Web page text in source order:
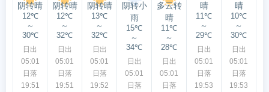
阴转晴
12℃
～
30℃
日出
05:01
日落
19:51
阴转晴
12℃
～
32℃
日出
05:01
日落
19:51
阴转晴
13℃
～
32℃
日出
05:01
日落
19:52
阴转小
雨
15℃
～
34℃
日出
05:01
日落
多云转
晴
11℃
～
28℃
日出
05:01
日落
晴
11℃
～
29℃
日出
05:01
日落
19:53
晴
10℃
～
30℃
日出
05:01
日落
19:53